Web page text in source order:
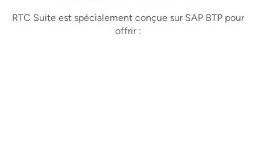
RTC Suite est spécialement conçue sur SAP BTP pour
offrir :